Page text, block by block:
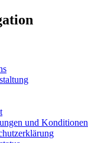
und Konditionen